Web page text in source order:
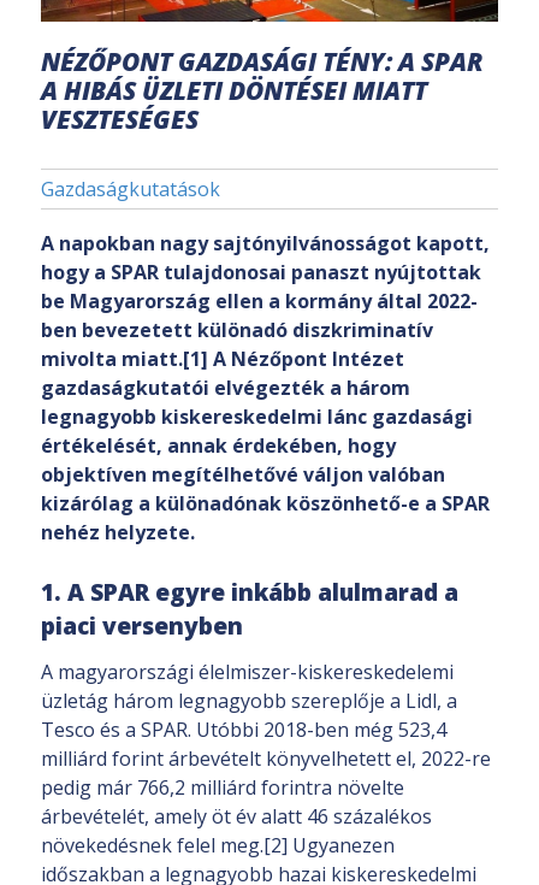
NÉZŐPONT GAZDASÁGI TÉNY: A SPAR
A HIBÁS ÜZLETI DÖNTÉSEI MIATT
VESZTESÉGES
Gazdaságkutatások
A napokban nagy sajtónyilvánosságot kapott,
hogy a SPAR tulajdonosai panaszt nyújtottak
be Magyarország ellen a kormány által 2022-
ben bevezetett különadó diszkriminatív
mivolta miatt.[1] A Nézőpont Intézet
gazdaságkutatói elvégezték a három
legnagyobb kiskereskedelmi lánc gazdasági
értékelését, annak érdekében, hogy
objektíven megítélhetővé váljon valóban
kizárólag a különadónak köszönhető-e a SPAR
nehéz helyzete.
1. A SPAR egyre inkább alulmarad a
piaci versenyben
A magyarországi élelmiszer-kiskereskedelemi
üzletág három legnagyobb szereplője a Lidl, a
Tesco és a SPAR. Utóbbi 2018-ben még 523,4
milliárd forint árbevételt könyvelhetett el, 2022-re
pedig már 766,2 milliárd forintra növelte
árbevételét, amely öt év alatt 46 százalékos
növekedésnek felel meg.[2] Ugyanezen
időszakban a legnagyobb hazai kiskereskedelmi